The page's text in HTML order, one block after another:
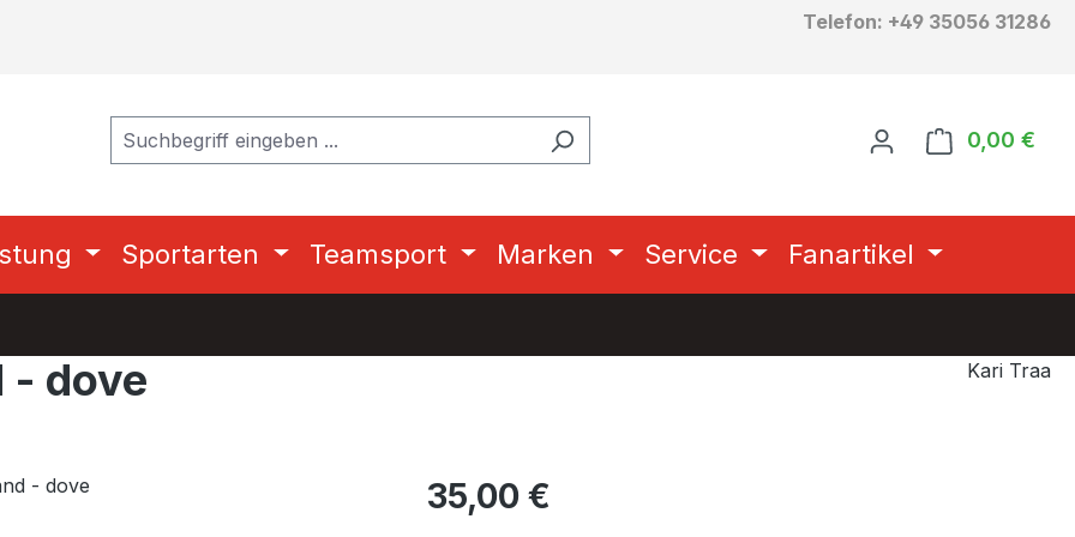
Telefon: +49 35056 31286
0,00 €
Sportarten Teamsport Marken Service Fanartikel
- dove Kari Traa
Regulärer Preis:
35,00 €